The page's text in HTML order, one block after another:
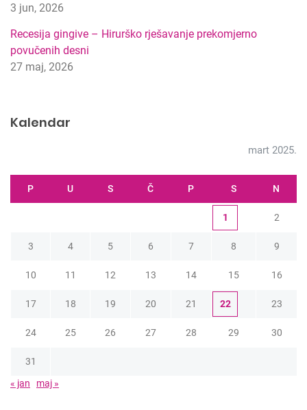
3 jun, 2026
Recesija gingive – Hirurško rješavanje prekomjerno
povučenih desni
27 maj, 2026
Kalendar
mart 2025.
P U S Č P S N
1 2
3 4 5 6 7 8 9
10 11 12 13 14 15 16
17 18 19 20 21 22 23
24 25 26 27 28 29 30
31
« jan
maj »